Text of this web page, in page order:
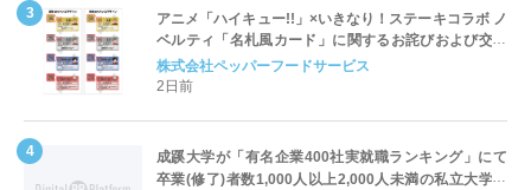
アニメ「ハイキュー!!」×いきなり！ステーキコラボ ノ
ベルティ「名札風カード」に関するお詫びおよび交換
対応についてのご案内
株式会社ペッパーフードサービス
2日前
成蹊大学が「有名企業400社実就職ランキング」にて
卒業(修了)者数1,000人以上2,000人未満の私立大学で